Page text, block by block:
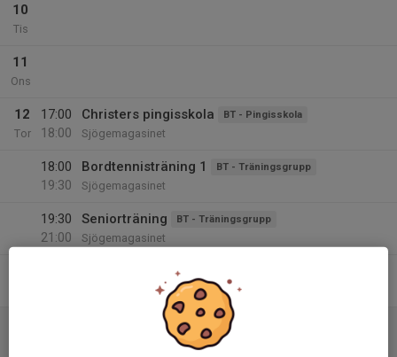
10
Tis
11
Ons
12
Tor
17:00
18:00
Christers pingisskola BT - Pingisskola
Sjögemagasinet
18:00
19:30
Bordtennisträning 1 BT - Träningsgrupp
Sjögemagasinet
19:30
21:00
Seniorträning BT - Träningsgrupp
Sjögemagasinet